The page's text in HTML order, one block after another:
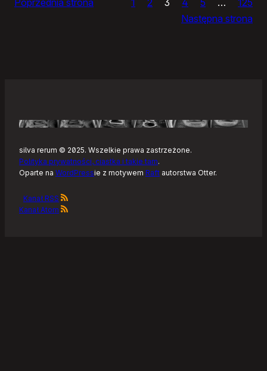
Następna strona
silva rerum © 2025. Wszelkie prawa zastrzeżone.
Polityka prywatności, ciastka i takie tam.
Oparte na WordPressie z motywem Raft autorstwa Otter.
Kanał RSS
Kanał Atom